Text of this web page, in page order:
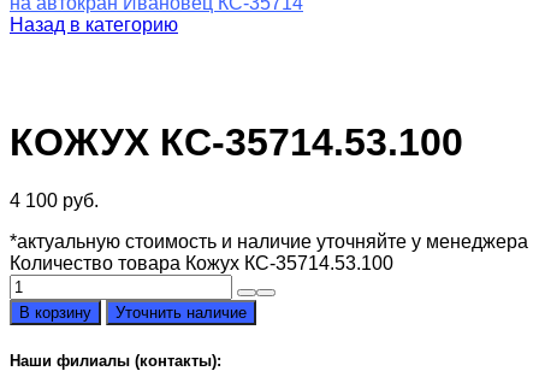
Назад в категорию
КОЖУХ КС-35714.53.100
4 100 руб.
*актуальную стоимость и наличие уточняйте у менеджера
Количество товара Кожух КС-35714.53.100
В корзину Уточнить наличие
Наши филиалы (контакты):